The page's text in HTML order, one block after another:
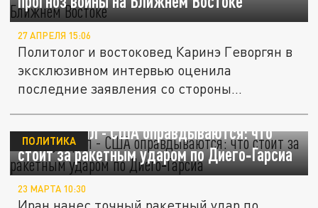
27 АПРЕЛЯ 15:06
Политолог и востоковед Каринэ Геворгян в
эксклюзивном интервью оценила
последние заявления со стороны...
Иран ударил - США оправдываются: что
стоит за ракетным ударом по Диего‑Гарсиа
ПОЛИТИКА
23 МАРТА 10:30
Иран нанес точный ракетный удар по